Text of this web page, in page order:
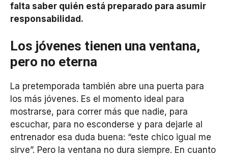
falta saber quién está preparado para asumir
responsabilidad.
Los jóvenes tienen una ventana,
pero no eterna
La pretemporada también abre una puerta para
los más jóvenes. Es el momento ideal para
mostrarse, para correr más que nadie, para
escuchar, para no esconderse y para dejarle al
entrenador esa duda buena: “este chico igual me
sirve”. Pero la ventana no dura siempre. En cuanto